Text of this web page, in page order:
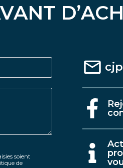
soient
de
A